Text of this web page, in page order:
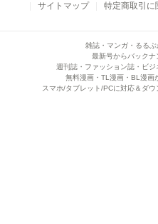
サイトマップ
特定商取引に
雑誌・マンガ・るる
最新号からバックナ
週刊誌・ファッション誌・ビジ
無料漫画・TL漫画・BL漫画
スマホ/タブレット/PCに対応＆ダ